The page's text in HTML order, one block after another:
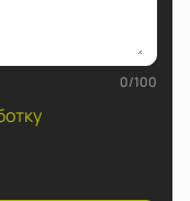
0/100